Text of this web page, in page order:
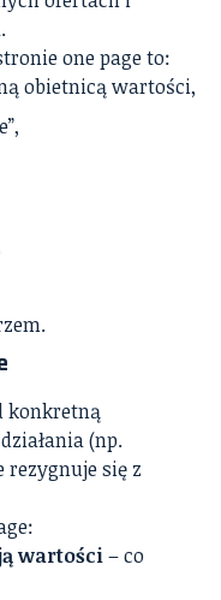
one page to:
obietnicą wartości,
konkretną
(np.
się z
wartości– co